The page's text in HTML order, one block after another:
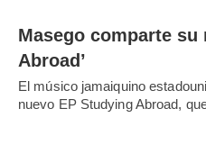
Masego comparte su
Abroad’
El músico jamaiquino
nuevo EP Studying Abroad,